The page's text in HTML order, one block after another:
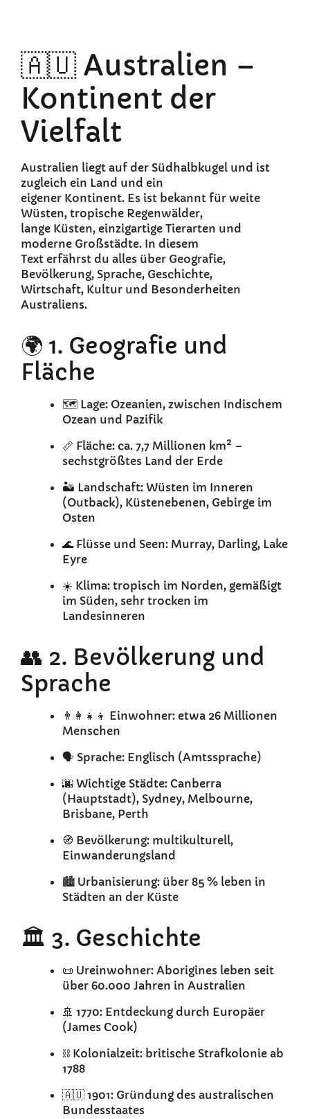
🇦🇺 Australien –
Kontinent der
Vielfalt
Australien liegt auf der Südhalbkugel und ist
zugleich ein Land und ein
eigener Kontinent. Es ist bekannt für weite
Wüsten, tropische Regenwälder,
lange Küsten, einzigartige Tierarten und
moderne Großstädte. In diesem
Text erfährst du alles über Geografie,
Bevölkerung, Sprache, Geschichte,
Wirtschaft, Kultur und Besonderheiten
Australiens.
🌍 1. Geografie und
Fläche
🗺️ Lage: Ozeanien, zwischen Indischem
Ozean und Pazifik
📏 Fläche: ca. 7,7 Millionen km² –
sechstgrößtes Land der Erde
🏜️ Landschaft: Wüsten im Inneren
(Outback), Küstenebenen, Gebirge im
Osten
🌊 Flüsse und Seen: Murray, Darling, Lake
Eyre
☀️ Klima: tropisch im Norden, gemäßigt
im Süden, sehr trocken im
Landesinneren
👥 2. Bevölkerung und
Sprache
👨‍👩‍👧‍👦 Einwohner: etwa 26 Millionen
Menschen
🗣️ Sprache: Englisch (Amtssprache)
🌆 Wichtige Städte: Canberra
(Hauptstadt), Sydney, Melbourne,
Brisbane, Perth
🧭 Bevölkerung: multikulturell,
Einwanderungsland
🏙️ Urbanisierung: über 85 % leben in
Städten an der Küste
🏛️ 3. Geschichte
📜 Ureinwohner: Aborigines leben seit
über 60.000 Jahren in Australien
🚢 1770: Entdeckung durch Europäer
(James Cook)
⛓️ Kolonialzeit: britische Strafkolonie ab
1788
🇦🇺 1901: Gründung des australischen
Bundesstaates